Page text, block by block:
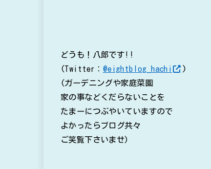
どうも！八郎です!!
(Twitter： @eightblog_hachi
)
(ガーデニングや家庭菜園
家の事などくだらないことを
たまーにつぶやいていますので
よかったらブログ共々
ご笑覧下さいませ)